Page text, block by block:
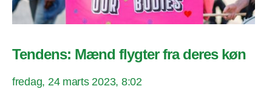
Tendens: Mænd flygter fra deres køn
fredag, 24 marts 2023, 8:02